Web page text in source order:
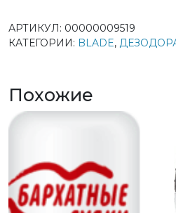
АРТИКУЛ: 00000009519
КАТЕГОРИИ: BLADE,
Похожие